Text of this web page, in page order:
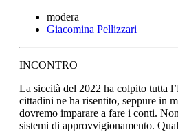
modera
Giacomina Pellizzari
INCONTRO
La siccità del 2022 ha colpito tutta
cittadini ne ha risentito, seppure in
dovremo imparare a fare i conti.
sistemi di approvvigionamento.